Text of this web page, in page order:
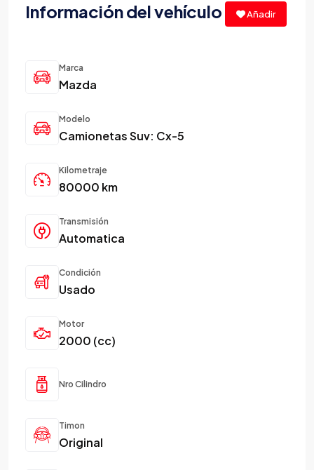
Información del vehículo Añadir
Marca
Mazda
Modelo
Camionetas Suv: Cx-5
Kilometraje
80000 km
Transmisión
Automatica
Condición
Usado
Motor
2000 (cc)
Nro Cilindro
Timon
Original